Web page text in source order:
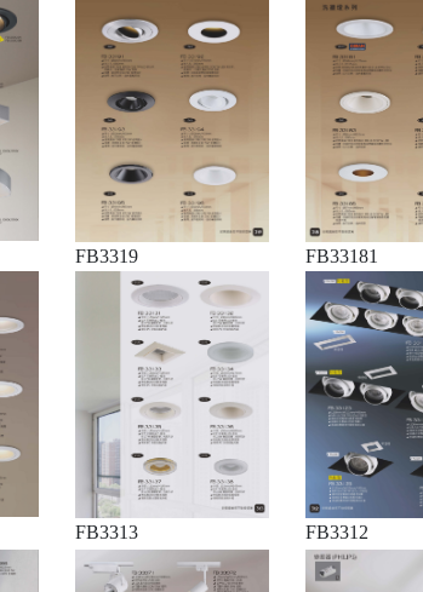
FB3319 FB33181
FB3313 FB3312